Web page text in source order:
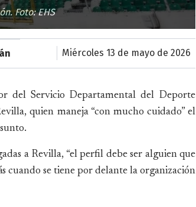
Foto: EHS
miércoles 13 de mayo de 2026
del Servicio Departamental del Deporte
quien maneja “con mucho cuidado” el
a Revilla, “el perfil debe ser alguien que
cuando se tiene por delante la organización